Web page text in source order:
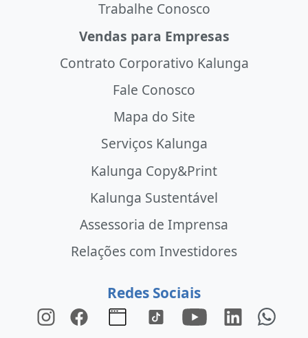
Trabalhe Conosco
Vendas para Empresas
Contrato Corporativo Kalunga
Fale Conosco
Mapa do Site
Serviços Kalunga
Kalunga Copy&Print
Kalunga Sustentável
Assessoria de Imprensa
Relações com Investidores
Redes Sociais